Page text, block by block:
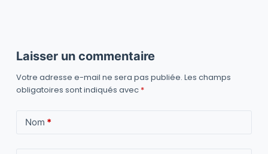
Laisser un commentaire
Votre adresse e-mail ne sera pas publiée. Les champs
obligatoires sont indiqués avec *
Nom *